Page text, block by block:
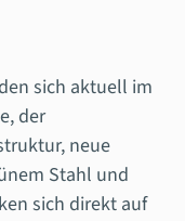
sich aktuell im
der
neue
Stahl und
sich direkt auf